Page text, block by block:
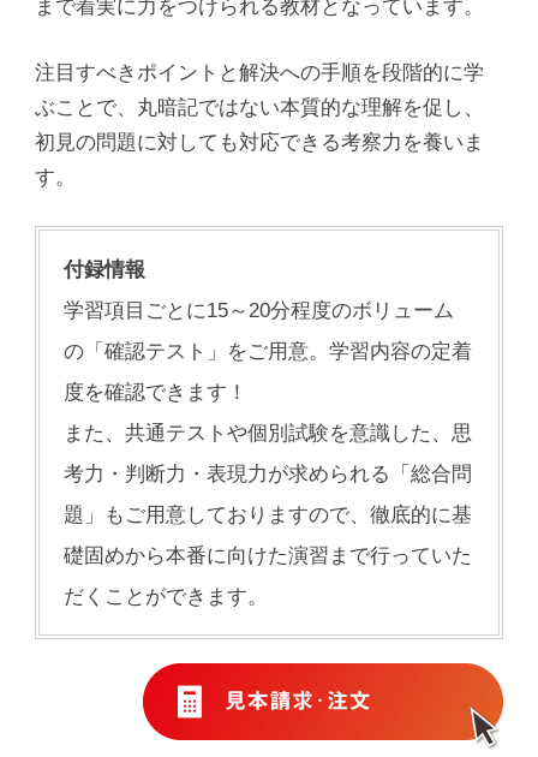
まで着実に力をつけられる教材となっています。
注目すべきポイントと解決への手順を段階的に学
ぶことで、丸暗記ではない本質的な理解を促し、
初見の問題に対しても対応できる考察力を養いま
す。
付録情報
学習項目ごとに15～20分程度のボリューム
の「確認テスト」をご用意。学習内容の定着
度を確認できます！
また、共通テストや個別試験を意識した、思
考力・判断力・表現力が求められる「総合問
題」もご用意しておりますので、徹底的に基
礎固めから本番に向けた演習まで行っていた
だくことができます。